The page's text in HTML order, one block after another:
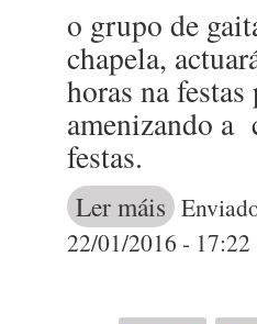
o grupo de
chapela,
horas na
amenizando a
festas.
Ler máis acerca de
TRASMAÑO
22/01/2016 - 17:22